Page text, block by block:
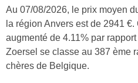
Au 07/08/2026, le prix moyen
la région Anvers est de 2941
augmenté de 4.11% par
Zoersel se classe au 387 ème
chères de Belgique.